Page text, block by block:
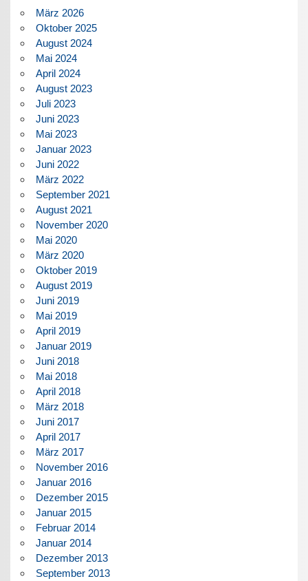
März 2026
Oktober 2025
August 2024
Mai 2024
April 2024
August 2023
Juli 2023
Juni 2023
Mai 2023
Januar 2023
Juni 2022
März 2022
September 2021
August 2021
November 2020
Mai 2020
März 2020
Oktober 2019
August 2019
Juni 2019
Mai 2019
April 2019
Januar 2019
Juni 2018
Mai 2018
April 2018
März 2018
Juni 2017
April 2017
März 2017
November 2016
Januar 2016
Dezember 2015
Januar 2015
Februar 2014
Januar 2014
Dezember 2013
September 2013